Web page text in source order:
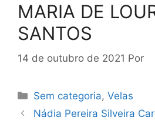
MARIA DE
SANTOS
14 de outubro de 2021 Por
Sem categoria,Velas
Nádia Pereira Silveira